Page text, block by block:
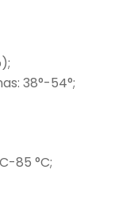
38°-54°;
85 °C;